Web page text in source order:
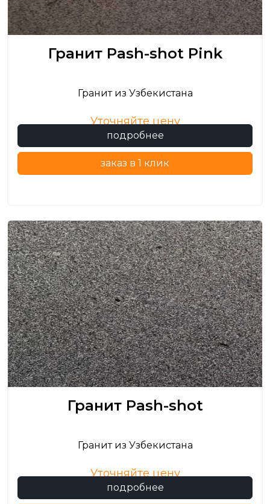
Гранит Pash-shot Pink
Гранит из Узбекистана
Уточняйте цену
подробнее
заказ в 1 клик
Гранит Pash-shot
Гранит из Узбекистана
Уточняйте цену
подробнее